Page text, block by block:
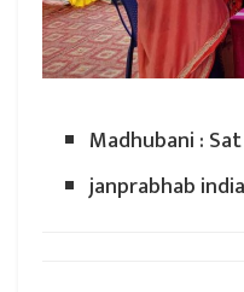
Madhubani :
janprabhab